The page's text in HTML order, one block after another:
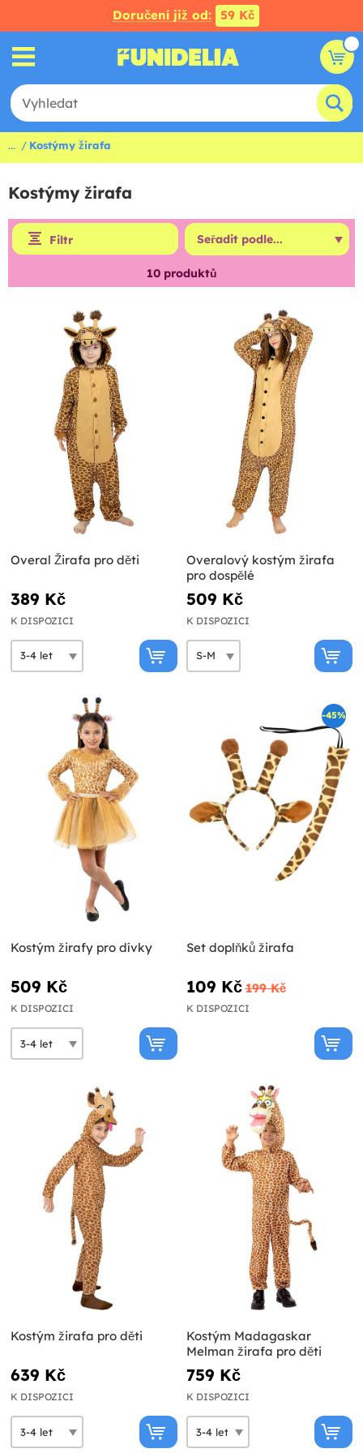
Doručení již od: 59 Kč
... Kostýmy žirafa
Kostýmy žirafa
Filtr
10produktů
Overal Žirafa pro děti
389 Kč
K DISPOZICI
Overalový kostým žirafa
pro dospělé
509 Kč
K DISPOZICI
Kostým žirafy pro dívky
509 Kč
K DISPOZICI
-45%
Set doplňků žirafa
109 Kč 199 Kč
K DISPOZICI
Kostým žirafa pro děti
639 Kč
K DISPOZICI
Kostým Madagaskar
Melman žirafa pro děti
759 Kč
K DISPOZICI